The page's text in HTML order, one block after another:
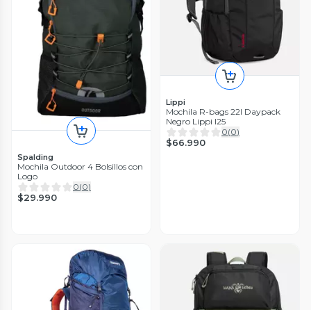
Spalding
Mochila Outdoor 4 Bolsillos con
Logo
0(0)
$29.990
Lippi
Mochila R-bags 22l Daypack
Negro Lippi I25
0(0)
$66.990